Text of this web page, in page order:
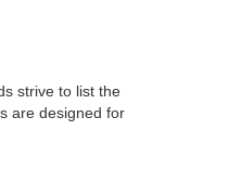
strive to list the
are designed for